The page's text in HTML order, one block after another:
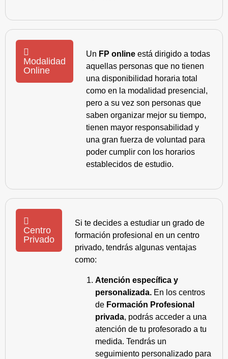
Modalidad
Online
Un FP online está dirigido a todas
aquellas personas que no tienen
una disponibilidad horaria total
como en la modalidad presencial,
pero a su vez son personas que
saben organizar mejor su tiempo,
tienen mayor responsabilidad y
una gran fuerza de voluntad para
poder cumplir con los horarios
establecidos de estudio.
Centro
Privado
Si te decides a estudiar un grado de
formación profesional en un centro
privado, tendrás algunas ventajas
como:
Atención específica y
personalizada. En los centros
de Formación Profesional
privada, podrás acceder a una
atención de tu profesorado a tu
medida. Tendrás un
seguimiento personalizado para